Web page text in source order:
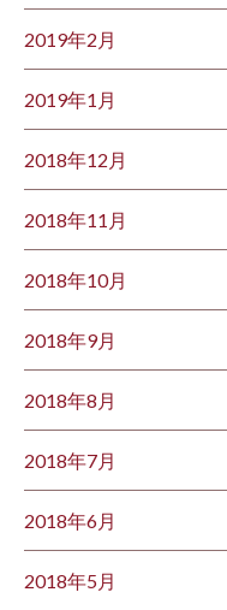
2019年2月
2019年1月
2018年12月
2018年11月
2018年10月
2018年9月
2018年8月
2018年7月
2018年6月
2018年5月